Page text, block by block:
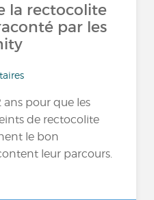
la rectocolite
par les
ans pour que les
de rectocolite
le bon
leur parcours.